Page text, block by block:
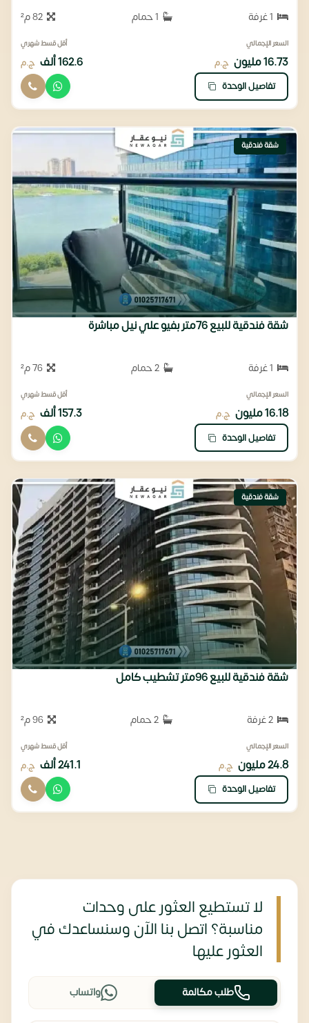
82 م²
السعر الإجمالي
16.73 مليون ج.م
أقل قسط شهري
162.6 ألف ج.م
تفاصيل الوحدة
شقة فندقية
شقة فندقية للبيع 76متر بفيو علي نيل مباشرة
2 حمام 76 م²
السعر الإجمالي
16.18 مليون ج.م
أقل قسط شهري
157.3 ألف ج.م
تفاصيل الوحدة
شقة فندقية
شقة فندقية للبيع 96متر تشطيب كامل
96 م²
السعر الإجمالي
24.8 مليون ج.م
أقل قسط شهري
241.1 ألف ج.م
تفاصيل الوحدة
لا تستطيع العثور على وحدات
مناسبة؟ اتصل بنا الآن وسنساعدك في
العثور عليها
طلب مكالمة واتساب